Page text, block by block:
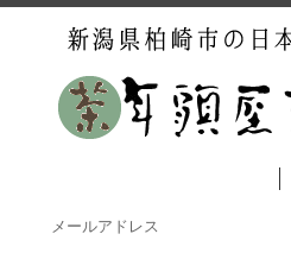
メールアドレス